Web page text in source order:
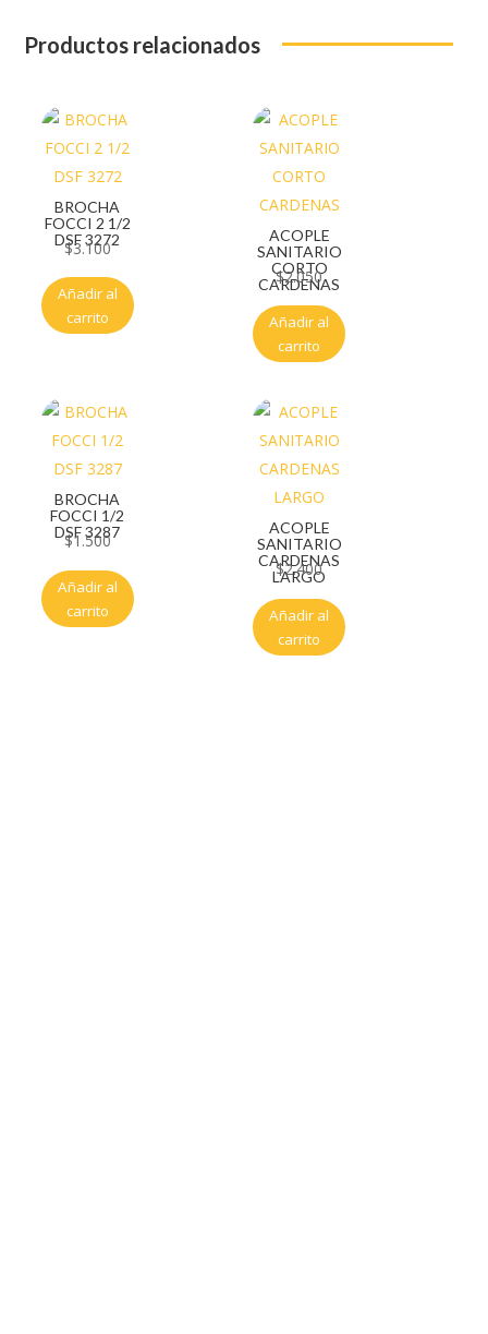
Productos relacionados
BROCHA
FOCCI 2 1/2
DSF 3272
$3.100
Añadir al
carrito
ACOPLE
SANITARIO
CORTO
CARDENAS
$2.050
Añadir al
carrito
BROCHA
FOCCI 1/2
DSF 3287
$1.500
Añadir al
carrito
ACOPLE
SANITARIO
CARDENAS
LARGO
$2.400
Añadir al
carrito